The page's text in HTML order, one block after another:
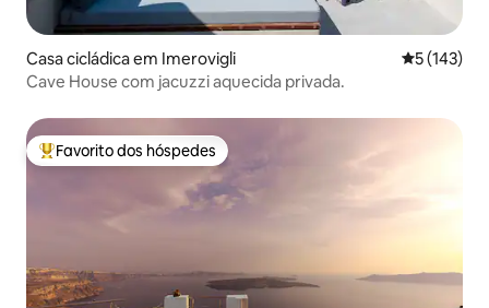
Casa cicládica em Imerovigli
5 (143)
Cave House com jacuzzi aquecida privada.
Favoritos dos hóspedes mais apreciados
Favorito dos hóspedes